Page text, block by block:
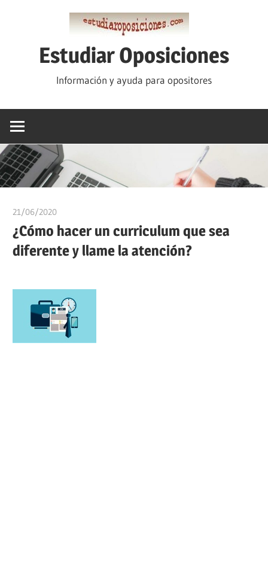
Estudiar Oposiciones
Información y ayuda para opositores
21/06/2020
¿Cómo hacer un curriculum que sea
diferente y llame la atención?